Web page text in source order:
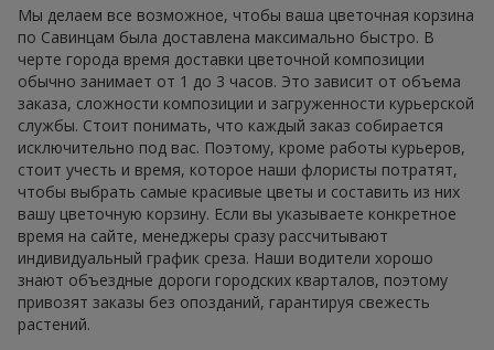
Мы делаем все возможное, чтобы ваша цветочная корзина
по Савинцам была доставлена максимально быстро. В
черте города время доставки цветочной композиции
обычно занимает от 1 до 3 часов. Это зависит от объема
заказа, сложности композиции и загруженности курьерской
службы. Стоит понимать, что каждый заказ собирается
исключительно под вас. Поэтому, кроме работы курьеров,
стоит учесть и время, которое наши флористы потратят,
чтобы выбрать самые красивые цветы и составить из них
вашу цветочную корзину. Если вы указываете конкретное
время на сайте, менеджеры сразу рассчитывают
индивидуальный график среза. Наши водители хорошо
знают объездные дороги городских кварталов, поэтому
привозят заказы без опозданий, гарантируя свежесть
растений.